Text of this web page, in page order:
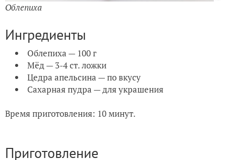
Облепиха
Ингредиенты
Облепиха — 100 г
Мёд — 3-4 ст. ложки
Цедра апельсина — по вкусу
Сахарная пудра — для украшения
Время приготовления: 10 минут.
Приготовление